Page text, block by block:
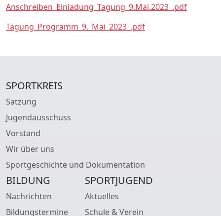
Anschreiben_Einladung_Tagung_9.Mai.2023_.pdf
Tagung_Programm_9._Mai_2023_.pdf
SPORTKREIS
Satzung
Jugendausschuss
Vorstand
Wir über uns
Sportgeschichte und Dokumentation
BILDUNG
Nachrichten
Bildungstermine
SPORTJUGEND
Aktuelles
Schule & Verein